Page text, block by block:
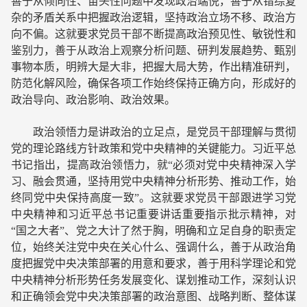
杂的矛盾关系中把握政治逻辑，坚持政治立场不移、政治方
向不偏。这就要求党员干部不断提高政治预见性、敏锐性和
鉴别力，善于从政治上观察分析问题、研判发展趋势、甄别
事物本质，明辨大是大非，把握大局大势，作出精准研判，
防范化解风险，确保各项工作始终保持正确方向，形成好的
政治导向、政治影响、政治效果。
政治领悟力是讲政治的立足点，是党员干部理解与贯彻
党的理论路线方针政策和党中央精神的关键能力。习近平总
书记指出，提高政治领悟力，就“必须对党中央精神深入学
习、融会贯通，坚持用党中央精神分析形势、推动工作，始
终同党中央保持高度一致”。这就要求党员干部跟进学习党
中央精神和习近平总书记重要讲话重要指示批示精神，对
“国之大者”、党之大计了然于胸，明确和立足自身的职责定
位，始终关注党中央在关心什么、强调什么，善于从政治角
度把握党中央决策部署的用意和要求，善于用科学理论和党
中央精神分析形势任务发展变化、谋划推动工作，深刻认识
和正确领会党中央决策部署的政治意图、战略判断、整体谋